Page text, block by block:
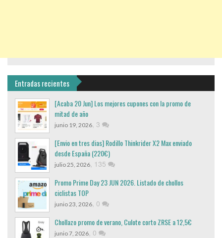
Entradas recientes
[Acaba 20 Jun] Los mejores cupones con la promo de
mitad de año
junio 19, 2026 3
[Envio en tres dias] Rodillo Thinkrider X2 Max enviado
desde España (220€)
julio 25, 2026 135
Promo Prime Day 23 JUN 2026. Listado de chollos
ciclistas TOP
junio 23, 2026 0
Chollazo promo de verano, Culote corto ZRSE a 12,5€
junio 7, 2026 0